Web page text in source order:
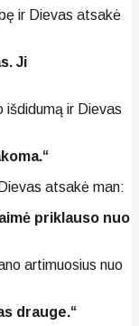
ir Dievas atsakė
Ji
išdidumą ir Dievas
atsakė man:
priklauso nuo
artimuosius nuo
drauge.“